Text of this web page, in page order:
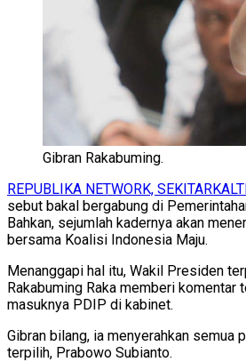
Gibran Rakabuming.
REPUBLIKA NETWORK,
sebut bakal bergabung di
Bahkan, sejumlah kadernya akan
bersama Koalisi Indonesia Maju.
Menanggapi hal itu, Wakil Presiden
Rakabuming Raka memberi komentar
masuknya PDIP di kabinet.
Gibran bilang, ia menyerahkan semua
terpilih, Prabowo Subianto.